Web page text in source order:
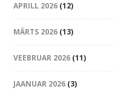
APRILL 2026 (12)
MÄRTS 2026 (13)
VEEBRUAR 2026 (11)
JAANUAR 2026 (3)